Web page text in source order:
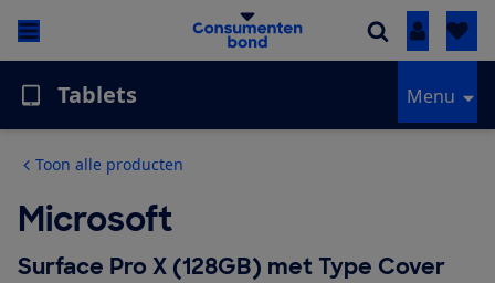
Inloggen
Tablets Menu
Toon alle producten
Microsoft
Surface Pro X (128GB) met Type Cover